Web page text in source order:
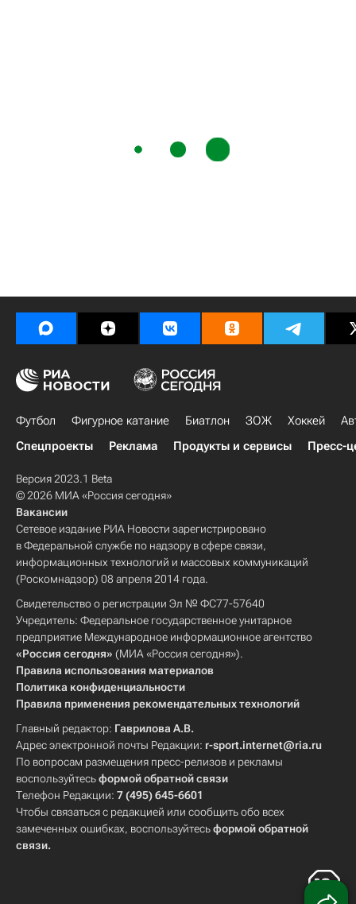
Футбол Фигурное катание Биатлон ЗОЖ Хоккей
Спецпроекты
Реклама Продукты и сервисы Пресс-
Версия 2023.1 Beta
© 2026 МИА «Россия сегодня»
Вакансии
Сетевое издание РИА Новости зарегистрировано
в Федеральной службе по надзору в сфере связи,
информационных технологий и массовых коммуникаций
(Роскомнадзор) 08 апреля 2014 года.
Свидетельство о регистрации Эл № ФС77-57640
Учредитель: Федеральное государственное унитарное
предприятие Международное информационное агентство
«Россия сегодня» (МИА «Россия сегодня»).
Правила использования материалов
Политика конфиденциальности
Правила применения рекомендательных технологий
Главный редактор: Гаврилова А.В.
Адрес электронной почты Редакции: r-sport.internet@ria.ru
По вопросам размещения пресс-релизов и рекламы
воспользуйтесьформой обратной связи
Телефон Редакции: 7 (495) 645-6601
Чтобы связаться с редакцией или сообщить обо всех
замеченных ошибках, воспользуйтесьформой обратной
связи.